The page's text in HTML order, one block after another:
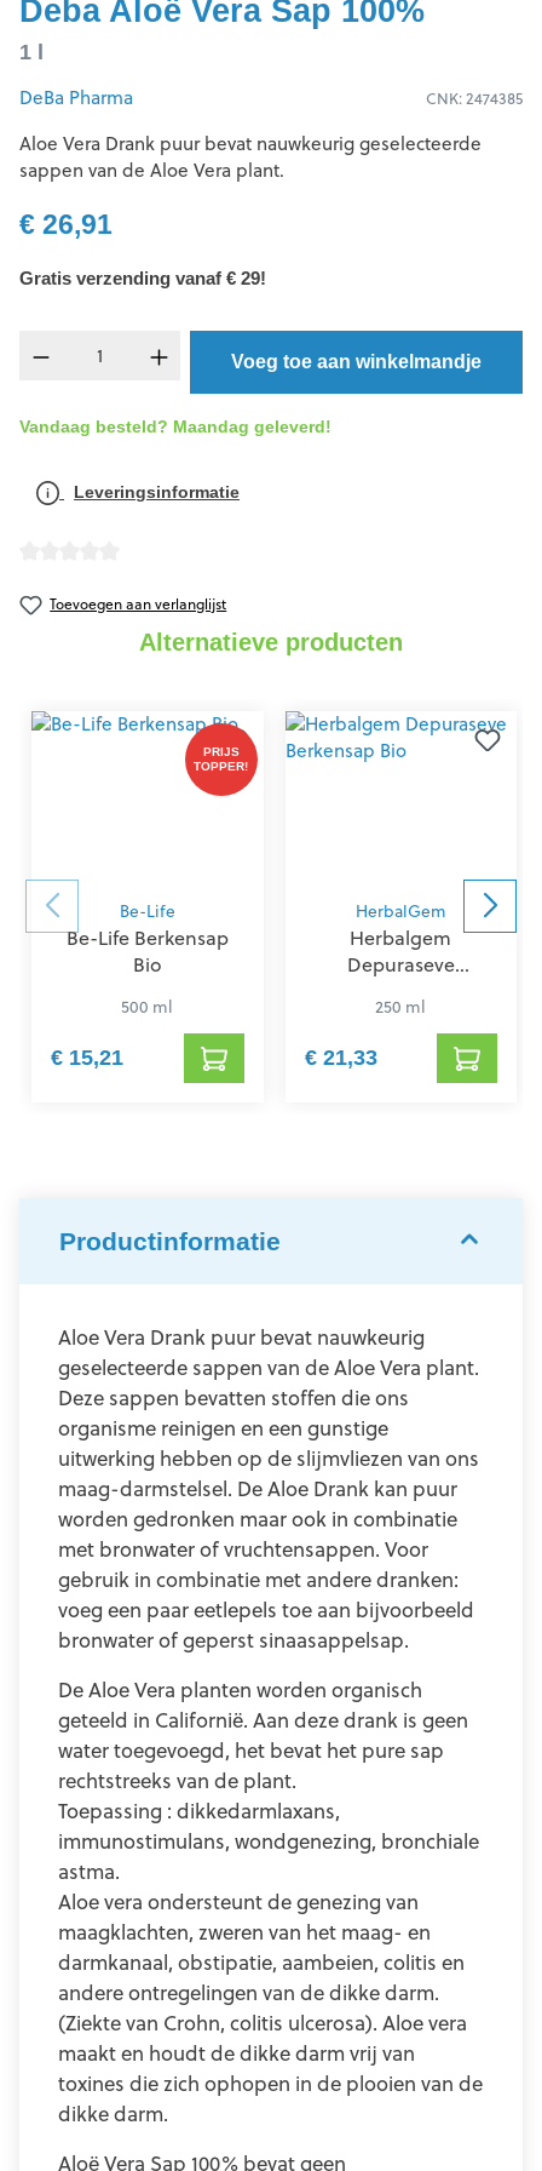
Deba Aloë Vera Sap 100%
1 l
DeBa Pharma CNK: 2474385
Aloe Vera Drank puur bevat nauwkeurig geselecteerde
sappen van de Aloe Vera plant.
€ 26,91
Gratis verzending vanaf € 29!
Producthoeveelheid: Voer de gewenste
Voeg toe aan winkelmandje
Vandaag besteld? Maandag geleverd!
Leveringsinformatie
Toevoegen aan verlanglijst
Alternatieve producten
PRIJS
TOPPER!
Be-Life
Be-Life Berkensap
Bio
500 ml
€ 15,21
HerbalGem
Herbalgem
Depuraseve
250 ml
€ 21,33
Productinformatie
Aloe Vera Drank puur bevat nauwkeurig
geselecteerde sappen van de Aloe Vera plant.
Deze sappen bevatten stoffen die ons
organisme reinigen en een gunstige
uitwerking hebben op de slijmvliezen van ons
maag-darmstelsel. De Aloe Drank kan puur
worden gedronken maar ook in combinatie
met bronwater of vruchtensappen. Voor
gebruik in combinatie met andere dranken:
voeg een paar eetlepels toe aan bijvoorbeeld
bronwater of geperst sinaasappelsap.
De Aloe Vera planten worden organisch
geteeld in Californië. Aan deze drank is geen
water toegevoegd, het bevat het pure sap
rechtstreeks van de plant.
Toepassing : dikkedarmlaxans,
immunostimulans, wondgenezing, bronchiale
astma.
Aloe vera ondersteunt de genezing van
maagklachten, zweren van het maag- en
darmkanaal, obstipatie, aambeien, colitis en
andere ontregelingen van de dikke darm.
(Ziekte van Crohn, colitis ulcerosa). Aloe vera
maakt en houdt de dikke darm vrij van
toxines die zich ophopen in de plooien van de
dikke darm.
Aloë Vera Sap 100% bevat geen